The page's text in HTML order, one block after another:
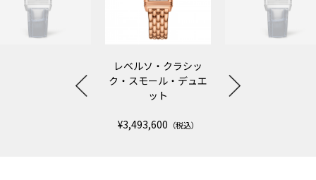
レベルソ・クラシッ
ク・スモール・デュエ
ット
¥3,493,600 （税込）